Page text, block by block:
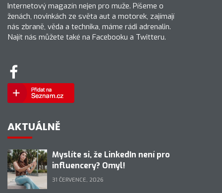
Internetový magazín nejen pro muže. Píšeme o
ženách, novinkách ze světa aut a motorek, zajímají
nás zbraně, věda a technika, máme rádi adrenalin.
Najít nás můžete také na Facebooku a Twitteru.
AKTUÁLNĚ
Myslíte si, že LinkedIn není pro
influencery? Omyl!
31 ČERVENCE, 2026